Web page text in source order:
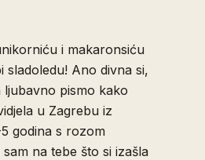
i makaronsiću
sladoledu! Ano divna si,
ljubavno pismo kako
u Zagrebu iz
godina s rozom
na tebe što si izašla